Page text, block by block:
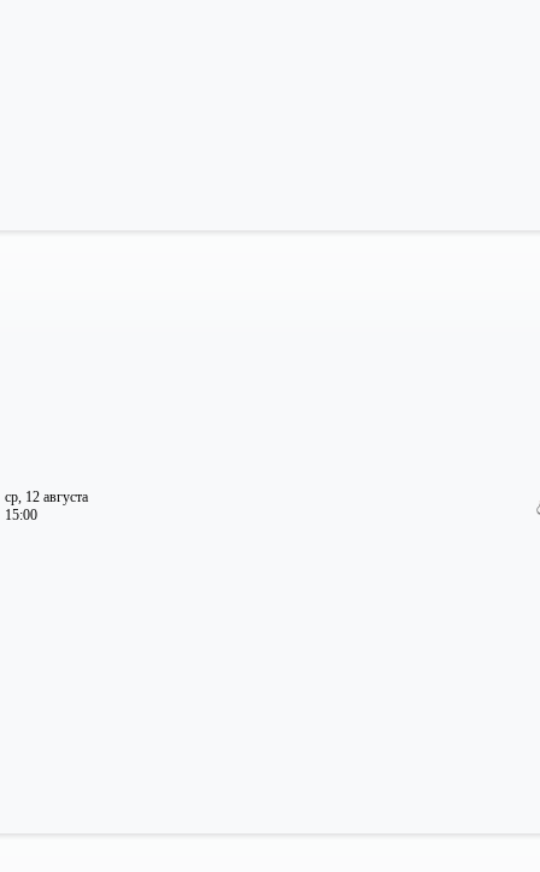
ср, 12 августа
15:00